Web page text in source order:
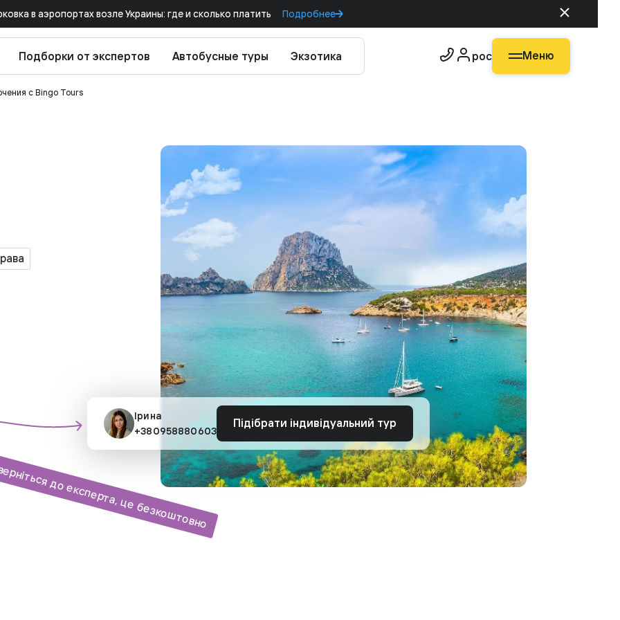
в аэропортах возле Украины: где и сколько платить Подробнее
Подборки от экспертов Автобусные туры Экзотика рос Меню
с Bingo Tours
Ірина
+380958880603
Підібрати індивідуальний тур
до експерта, це безкоштовно